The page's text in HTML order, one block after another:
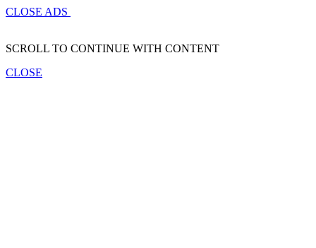
CLOSE ADS
SCROLL TO CONTINUE WITH CONTENT
CLOSE